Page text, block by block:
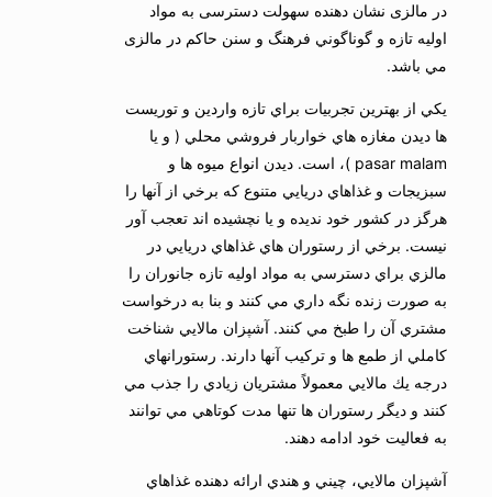
در مالزی نشان دهنده سهولت دسترسی به مواد
اوليه تازه و گوناگوني فرهنگ و سنن حاکم در مالزی
مي باشد.
يكي از بهترين تجربيات براي تازه واردين و توريست
ها ديدن مغازه هاي خواربار فروشي محلي ( و يا
pasar malam )، است. ديدن انواع ميوه ها و
سبزيجات و غذاهاي دريايي متنوع كه برخي از آنها را
هرگز در كشور خود نديده و يا نچشيده اند تعجب آور
نيست. برخي از رستوران هاي غذاهاي دريايي در
مالزي براي دسترسي به مواد اوليه تازه جانوران را
به صورت زنده نگه داري مي كنند و بنا به درخواست
مشتري آن را طبخ مي كنند. آشپزان مالايي شناخت
كاملي از طمع ها و تركيب آنها دارند. رستورانهاي
درجه يك مالايي معمولاً مشتريان زيادي را جذب مي
كنند و ديگر رستوران ها تنها مدت كوتاهي مي توانند
به فعاليت خود ادامه دهند.
آشپزان مالايي، چيني و هندي ارائه دهنده غذاهاي